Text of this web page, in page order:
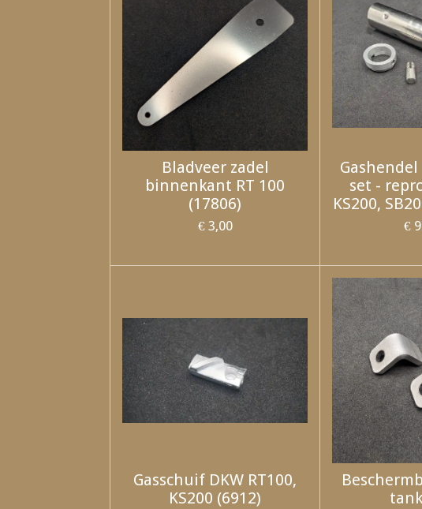
Bladveer zadel
binnenkant RT 100
(17806)
€ 3,00
Gashendel
set -
KS200,
€
Gasschuif DKW RT100,
KS200 (6912)